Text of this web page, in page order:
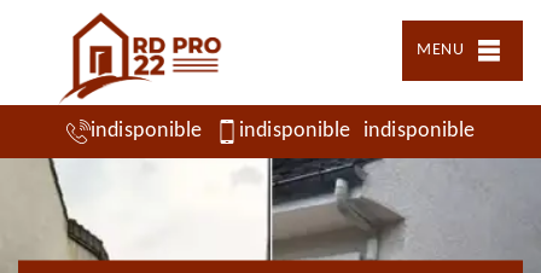
MENU
indisponible indisponible indisponible